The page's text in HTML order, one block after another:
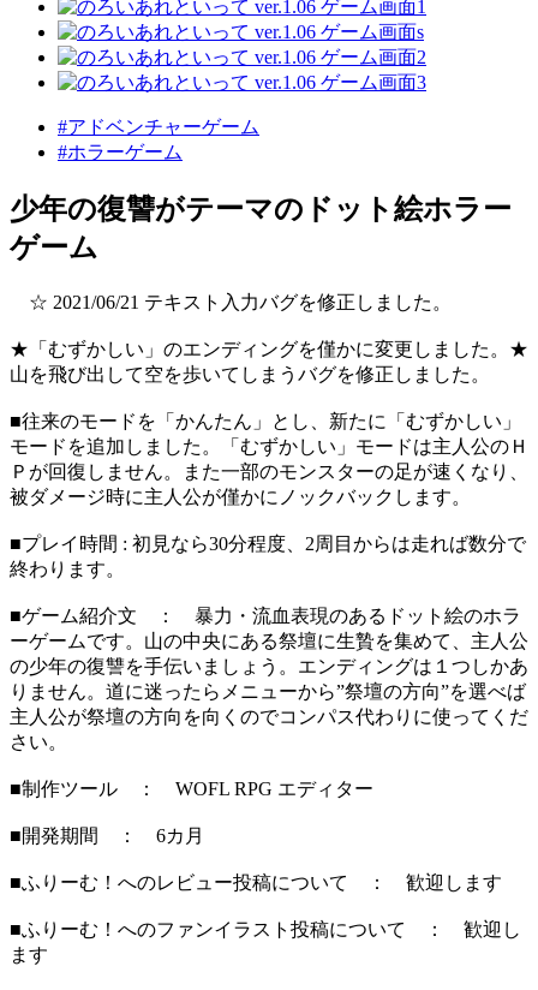
#アドベンチャーゲーム
#ホラーゲーム
少年の復讐がテーマのドット絵ホラー
ゲーム
☆ 2021/06/21 テキスト入力バグを修正しました。
★「むずかしい」のエンディングを僅かに変更しました。★
山を飛び出して空を歩いてしまうバグを修正しました。
■往来のモードを「かんたん」とし、新たに「むずかしい」
モードを追加しました。「むずかしい」モードは主人公のＨ
Ｐが回復しません。また一部のモンスターの足が速くなり、
被ダメージ時に主人公が僅かにノックバックします。
■プレイ時間 : 初見なら30分程度、2周目からは走れば数分で
終わります。
■ゲーム紹介文 ： 暴力・流血表現のあるドット絵のホラ
ーゲームです。山の中央にある祭壇に生贄を集めて、主人公
の少年の復讐を手伝いましょう。エンディングは１つしかあ
りません。道に迷ったらメニューから”祭壇の方向”を選べば
主人公が祭壇の方向を向くのでコンパス代わりに使ってくだ
さい。
■制作ツール ： WOFL RPG エディター
■開発期間 ： 6カ月
■ふりーむ！へのレビュー投稿について ： 歓迎します
■ふりーむ！へのファンイラスト投稿について ： 歓迎し
ます